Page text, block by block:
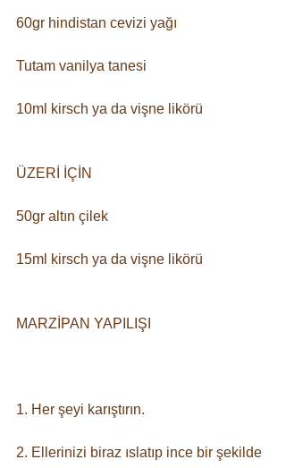
60gr hindistan cevizi yağı⠀
Tutam vanilya tanesi⠀
10ml kirsch ya da vişne likörü⠀
ÜZERİ İÇİN⠀
50gr altın çilek⠀
15ml kirsch ya da vişne likörü⠀
MARZİPAN YAPILIŞI⠀
1. Her şeyi karıştırın. ⠀
2. Ellerinizi biraz ıslatıp ince bir şekilde